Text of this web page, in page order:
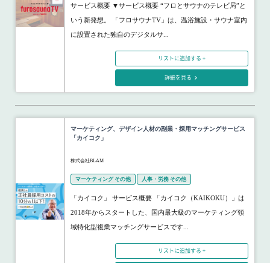
サービス概要 ▼サービス概要 “フロとサウナのテレビ局”と
いう新発想。 「フロサウナTV」は、温浴施設・サウナ室内
に設置された独自のデジタルサ...
リストに追加する +
詳細を見る
マーケティング、デザイン人材の副業・採用マッチングサービス
「カイコク」
株式会社BLAM
マーケティング その他 人事・労務 その他
「カイコク」 サービス概要 「カイコク（KAIKOKU）」は
2018年からスタートした、国内最大級のマーケティング領
域特化型複業マッチングサービスです...
リストに追加する +